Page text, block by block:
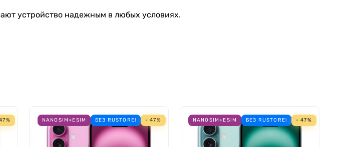
устройство надежным в любых условиях.
NANOSIM+ESIM БЕЗ RUSTORE! - 47% NANOSIM+ESIM БЕЗ RUSTORE! - 47%